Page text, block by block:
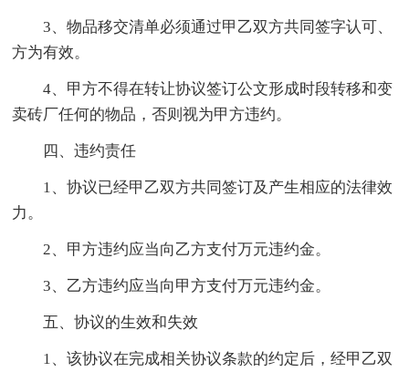
3、物品移交清单必须通过甲乙双方共同签字认可、
方为有效。
4、甲方不得在转让协议签订公文形成时段转移和变
卖砖厂任何的物品，否则视为甲方违约。
四、违约责任
1、协议已经甲乙双方共同签订及产生相应的法律效
力。
2、甲方违约应当向乙方支付万元违约金。
3、乙方违约应当向甲方支付万元违约金。
五、协议的生效和失效
1、该协议在完成相关协议条款的约定后，经甲乙双